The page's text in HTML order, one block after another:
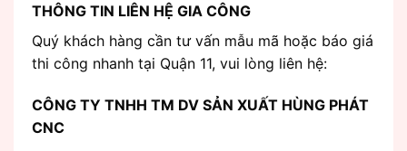
THÔNG TIN LIÊN HỆ GIA CÔNG
Quý khách hàng cần tư vấn mẫu mã hoặc báo giá
thi công nhanh tại Quận 11, vui lòng liên hệ:
CÔNG TY TNHH TM DV SẢN XUẤT HÙNG PHÁT
CNC